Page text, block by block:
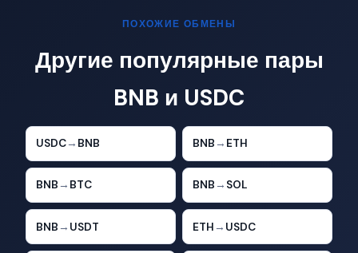
ПОХОЖИЕ ОБМЕНЫ
Другие популярные пары
BNB и USDC
USDC→ BNB BNB → ETH
BNB → BTC BNB → SOL
BNB → USDT ETH → USDC